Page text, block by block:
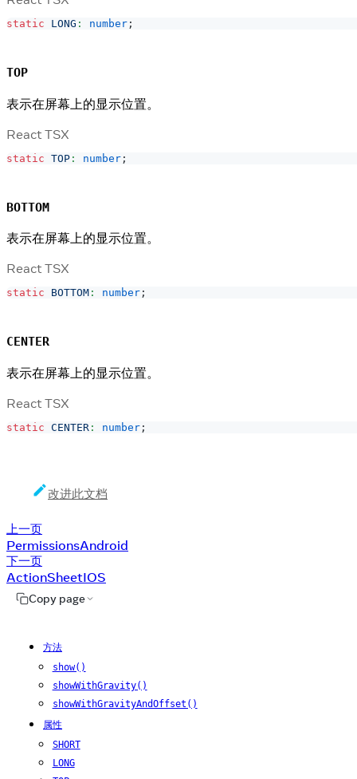
static LONG : number ;
TOP
表示在屏幕上的显示位置。
React TSX
static TOP : number ;
BOTTOM
表示在屏幕上的显示位置。
React TSX
static BOTTOM : number ;
CENTER
表示在屏幕上的显示位置。
React TSX
static CENTER : number ;
改进此文档
上一页
PermissionsAndroid
下一页
ActionSheetIOS
Copy page
方法
show()
showWithGravity()
showWithGravityAndOffset()
属性
SHORT
LONG